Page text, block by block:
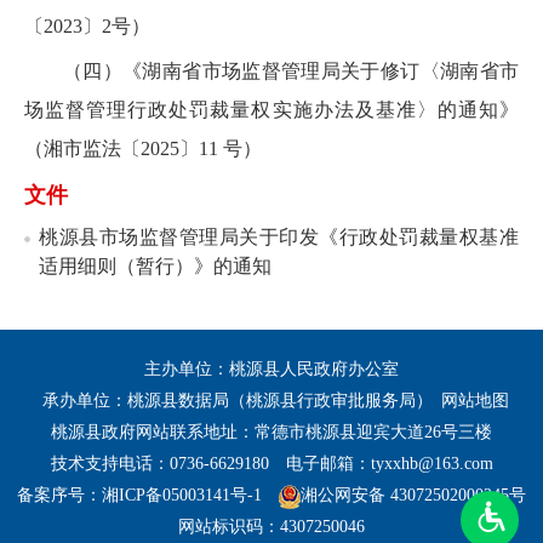
〔2023〕2号）
（四）《湖南省市场监督管理局关于修订〈湖南省市
场监督管理行政处罚裁量权实施办法及基准〉的通知》
（湘市监法〔2025〕11 号）
文件
桃源县市场监督管理局关于印发《行政处罚裁量权基准
适用细则（暂行）》的通知
主办单位：桃源县人民政府办公室
承办单位：桃源县数据局（桃源县行政审批服务局）
网站地图
桃源县政府网站联系地址：常德市桃源县迎宾大道26号三楼
技术支持电话：0736-6629180
电子邮箱：tyxxhb@163.com
备案序号：湘ICP备05003141号-1
湘公网安备 43072502000245号
网站标识码：4307250046